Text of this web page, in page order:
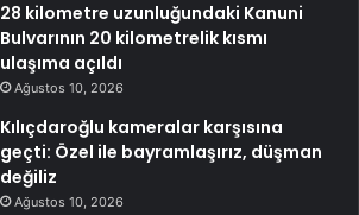
28 kilometre uzunluğundaki Kanuni
Bulvarının 20 kilometrelik kısmı
ulaşıma açıldı
Ağustos 10, 2026
Kılıçdaroğlu kameralar karşısına
geçti: Özel ile bayramlaşırız, düşman
değiliz
Ağustos 10, 2026